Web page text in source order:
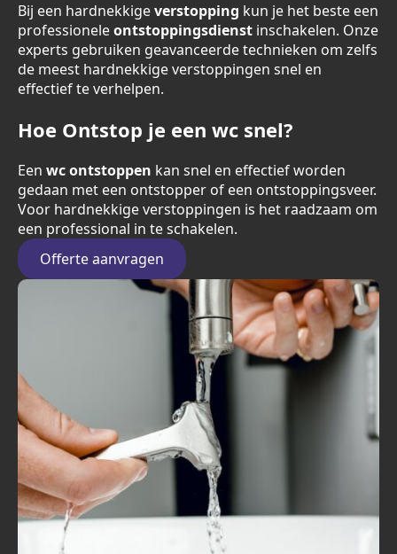
Bij een hardnekkigeverstopping kun je het beste een
professioneleontstoppingsdienst inschakelen. Onze
experts gebruiken geavanceerde technieken om zelfs
de meest hardnekkige verstoppingen snel en
effectief te verhelpen.
Hoe Ontstop je een wc snel?
Een wc ontstoppen kan snel en effectief worden
gedaan met een ontstopper of een ontstoppingsveer.
Voor hardnekkige verstoppingen is het raadzaam om
een professional in te schakelen.
Offerte aanvragen